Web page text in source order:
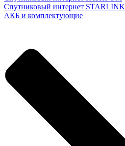
Спутниковый интернет STARLINK
АКБ и комплектующие